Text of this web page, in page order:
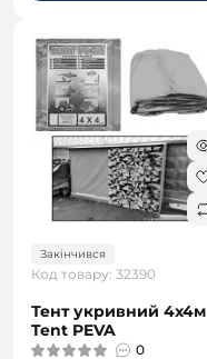
Закінчився
Код товару: 32390
Тент укривний 4х4м
Tent PEVA
0